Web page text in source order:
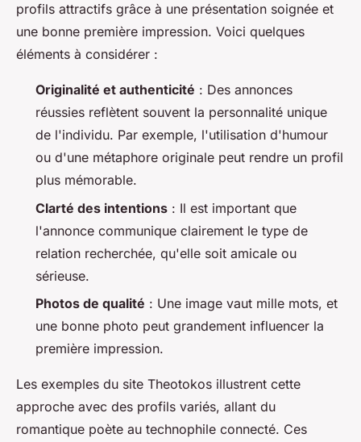
profils attractifs grâce à une présentation soignée et
une bonne première impression. Voici quelques
éléments à considérer :
Originalité et authenticité : Des annonces
réussies reflètent souvent la personnalité unique
de l'individu. Par exemple, l'utilisation d'humour
ou d'une métaphore originale peut rendre un profil
plus mémorable.
Clarté des intentions : Il est important que
l'annonce communique clairement le type de
relation recherchée, qu'elle soit amicale ou
sérieuse.
Photos de qualité : Une image vaut mille mots, et
une bonne photo peut grandement influencer la
première impression.
Les exemples du site Theotokos illustrent cette
approche avec des profils variés, allant du
romantique poète au technophile connecté. Ces